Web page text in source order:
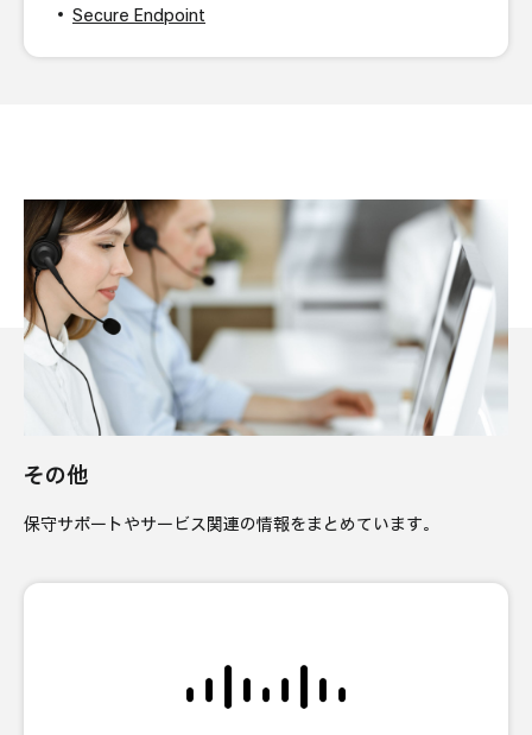
Secure Endpoint
その他
保守サポートやサービス関連の情報をまとめています。